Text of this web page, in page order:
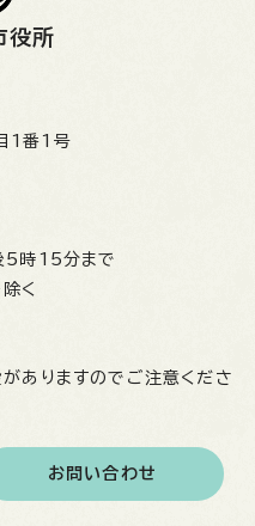
役所
1番1号
5時15分まで
く
ありますのでご注意くださ
お問い合わせ